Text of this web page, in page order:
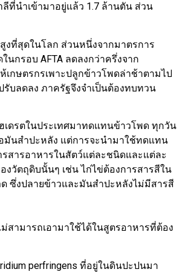
ที่นำเข้ามาอยู่แล้ว 1.7 ล้านตัน ส่วน
งที่สุดในโลก ส่วนหนึ่งจากมาตรการ
กรอบ AFTA ลดลงกว่าครึ่งจาก
เกษตรกรเพาะปลูกข้าวโพดล่าช้าตามไป
บลดลง ภาครัฐจึงจำเป็นต้องทบทวน
เดรตในประเทศมาทดแทนข้าวโพด ทุกวัน
มันสำปะหลัง แต่การจะนำมาใช้ทดแทน
สารอาหารในสัตว์แต่ละชนิดและแต่ละ
วัตถุดิบนั้นๆ เช่น ไก่ไข่ต้องการสารสีใน
ซึ่งปลายข้าวและมันสำปะหลังไม่มีสารสี
สามารถเอามาใช้ได้ในสูตรอาหารที่ต้อง
perfringens ที่อยู่ในดินปะปนมา